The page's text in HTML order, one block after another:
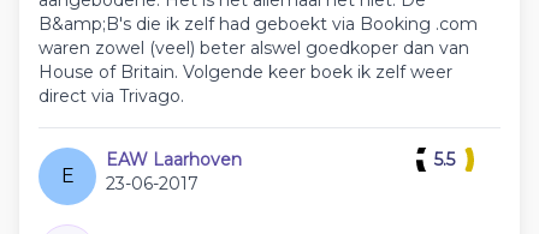
B&amp;B's die ik zelf had geboekt via Booking .com
waren zowel (veel) beter alswel goedkoper dan van
House of Britain. Volgende keer boek ik zelf weer
direct via Trivago.
E
EAW Laarhoven
23-06-2017
5.5